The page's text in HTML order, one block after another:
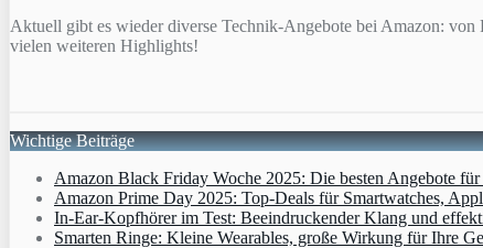
Aktuell gibt es wieder diverse Technik-Angebote bei Amazon:
vielen weiteren Highlights!
Wichtige Beiträge
Amazon Black Friday Woche 2025: Die besten Angebote
Amazon Prime Day 2025: Top-Deals für Smartwatches,
In-Ear-Kopfhörer im Test: Beeindruckender Klang und
Smarten Ringe: Kleine Wearables, große Wirkung für Ihre